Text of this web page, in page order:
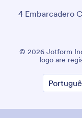
4 Embarcadero
© 2026 Jotform
logo are